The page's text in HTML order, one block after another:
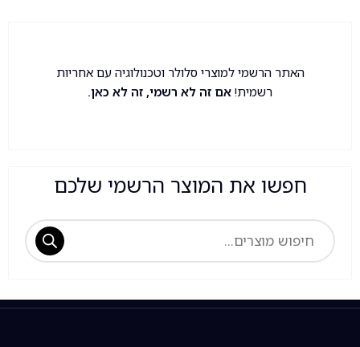
האתר הרשמי למוצרי סלולר וטכנולוגיה עם אחריות
רשמית! אם זה לא רשמי, זה לא כאן.
חפשו את המוצר הרשמי שלכם